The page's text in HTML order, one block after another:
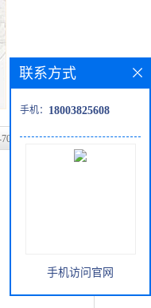
7，科研现货产品
联系方式
手机： 18003825608
手机访问官网